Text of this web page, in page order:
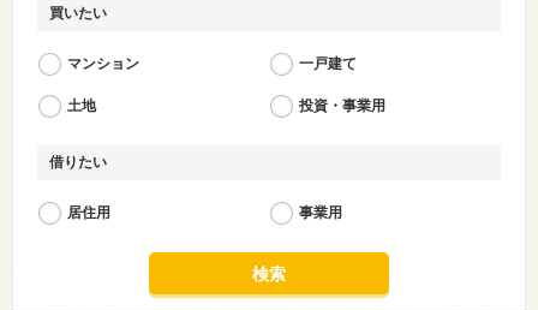
買いたい
マンション 一戸建て
土地 投資・事業用
借りたい
居住用 事業用